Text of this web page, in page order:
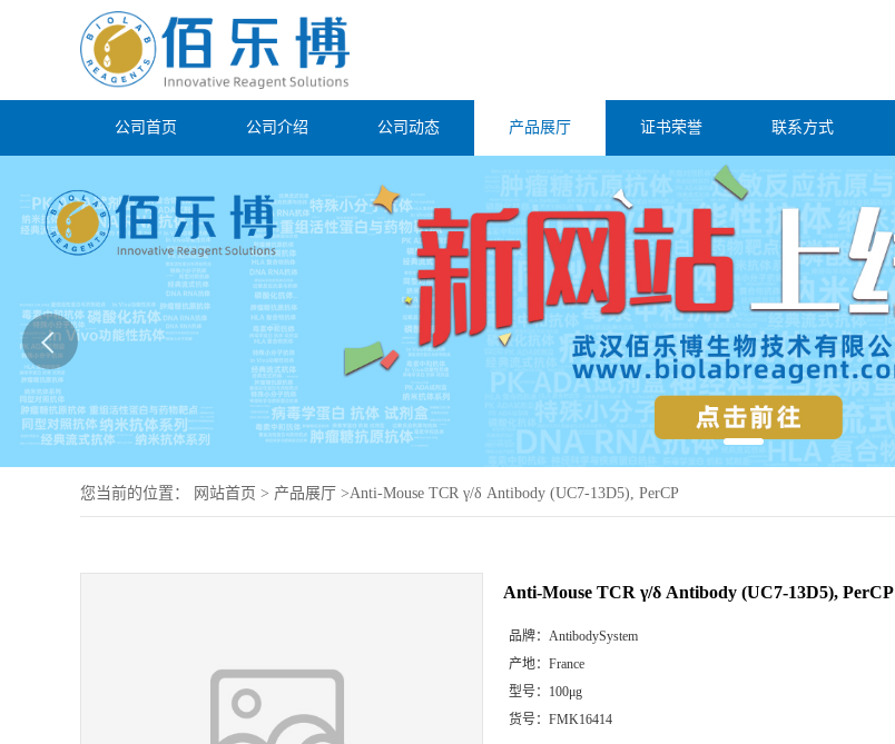
公司首页 公司介绍 公司动态 产品展厅 证书荣誉 联系方式
您当前的位置： 网站首页 > 产品展厅 >Anti-Mouse TCR γ/δ Antibody (UC7-13D5), PerCP
Anti-Mouse TCR γ/δ Antibody (UC7-13D5), PerCP
品牌： AntibodySystem
产地： France
型号： 100μg
货号： FMK16414